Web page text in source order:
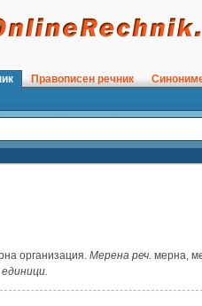
Правописен речник
организация. Мерена реч. мерна,